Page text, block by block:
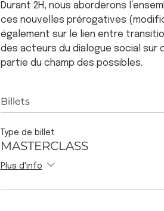
Durant 2H, nous aborderons
ces nouvelles prérogatives
également sur le lien entre
des acteurs du dialogue social sur
partie du champ des possibles.
Billets
Type de billet
MASTERCLASS
Plus d'info